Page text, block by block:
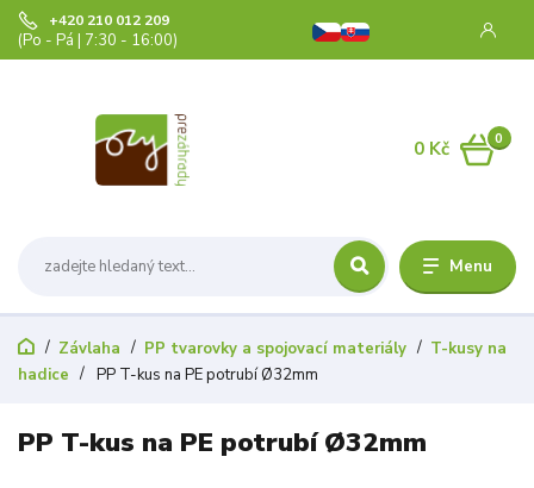
Menu
+420 210 012 209
(Po - Pá | 7:30 - 16:00)
0
0 Kč
Závlaha PP tvarovky a spojovací materiály
T-kusy na
hadice
PP T-kus na PE potrubí Ø32mm
PP T-kus na PE potrubí Ø32mm